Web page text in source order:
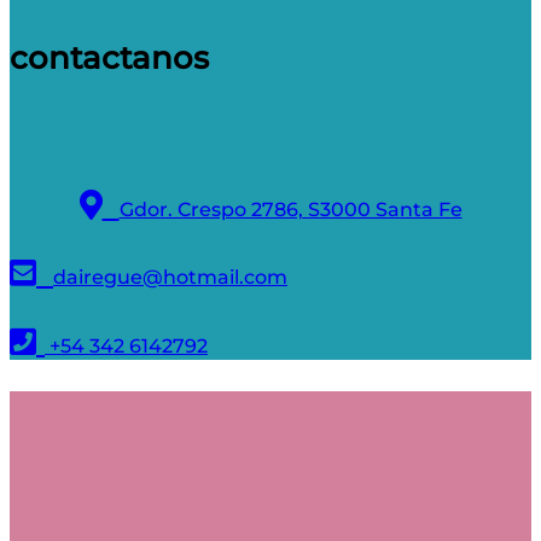
contactanos
Gdor. Crespo 2786, S3000 Santa Fe
dairegue@hotmail.com
+54 342 6142792